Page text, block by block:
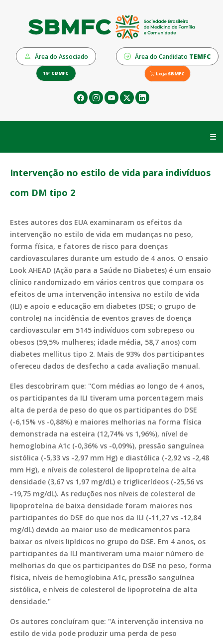
Área do Associado Área do Candidato TEMFC
19º CBMFC Loja SBMFC
☰
Intervenção no estilo de vida para indivíduos
com DM tipo 2
Estes autores dos EUA examinaram os efeitos da
intervenção no estilo de vida em mudanças no peso,
forma física, e fatores de risco para doenças
cardiovasculares durante um estudo de 4 anos. O ensaio
Look AHEAD (Ação para a Saúde no Diabetes) é um ensaio
clínico randomizado em vários centros que compara os
efeitos de uma intervenção intensiva no estilo de vida
(ILI) e apoio e educação em diabetes (DSE; o grupo de
controle) na incidência de eventos graves de doença
cardiovascular em 5145 indivíduos com sobrepeso ou
obesos (59,5% mulheres; idade média, 58,7 anos) com
diabetes mellitus tipo 2. Mais de 93% dos participantes
ofereceu dados de desfecho a cada avaliação manual.
Eles descobriram que: "Com médias ao longo de 4 anos,
os participantes da ILI tiveram uma porcentagem mais
alta de perda de peso do que os participantes do DSE
(-6,15% vs -0,88%) e maiores melhorias na forma física
demonstrada na esteira (12,74% vs 1,96%), nível de
hemoglobina A1c (-0,36% vs -0,09%), pressão sanguínea
sistólica (-5,33 vs -2,97 mm Hg) e diastólica (-2,92 vs -2,48
mm Hg), e níveis de colesterol de lipoproteína de alta
densidade (3,67 vs 1,97 mg/dL) e triglicerídeos (-25,56 vs
-19,75 mg/dL). As reduções nos níveis de colesterol de
lipoproteína de baixa densidade foram maiores nos
participantes do DSE do que nos da ILI (-11,27 vs -12,84
mg/dL) devido ao maior uso de medicamentos para
baixar os níveis lipídicos no grupo do DSE. Em 4 anos, os
participantes da ILI mantiveram uma maior número de
melhorias do que os participantes do DSE no peso, forma
física, níveis de hemoglobina A1c, pressão sanguínea
sistólica, e níveis de colesterol de lipoproteína de alta
densidade."
Os autores concluíram que: "A intervenção intensiva no
estilo de vida pode produzir uma perda de peso